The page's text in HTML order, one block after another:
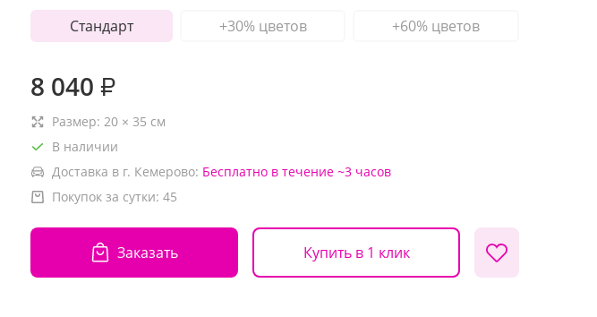
Стандарт
+30% цветов +60% цветов
8 040 ₽
Размер: 20 × 35 см
В наличии
Доставка в г. Кемерово: Бесплатно в течение ~3 часов
Покупок за сутки: 45
Заказать Купить в 1 клик